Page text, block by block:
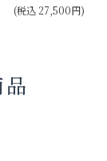
(税込 27,500円)